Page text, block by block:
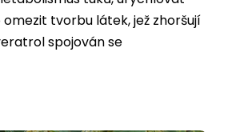
tvorbu látek, jež zhoršují
spojován se